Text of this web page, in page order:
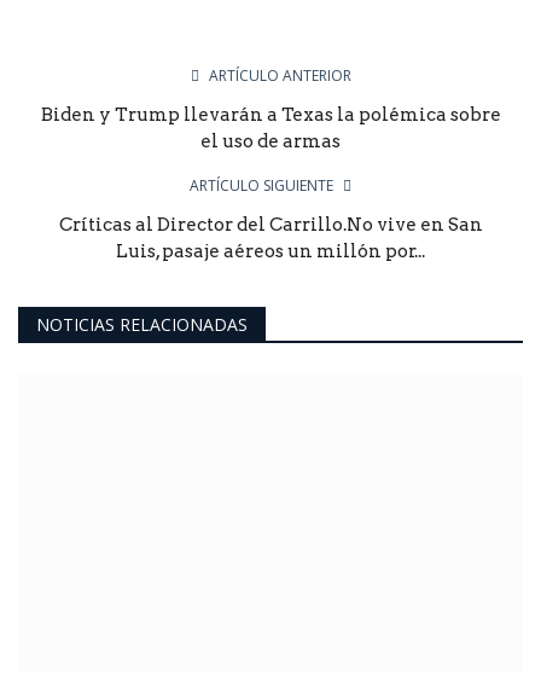
ARTÍCULO ANTERIOR
Biden y Trump llevarán a Texas la polémica sobre
el uso de armas
ARTÍCULO SIGUIENTE
Críticas al Director del Carrillo.No vive en San
Luis, pasaje aéreos un millón por...
NOTICIAS RELACIONADAS